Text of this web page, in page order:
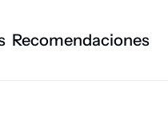
Recomendaciones